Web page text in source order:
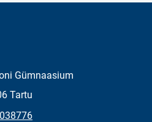
Gümnaasium
Tartu